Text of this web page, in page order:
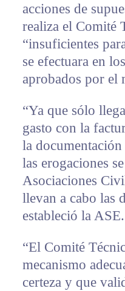
acciones de
realiza el Comité
“insuficientes
se efectuara en
aprobados por el
“Ya que sólo
gasto con la
la
las erogaciones
Asociaciones
llevan a cabo las
estableció la ASE.
“El Comité
mecanismo
certeza y que